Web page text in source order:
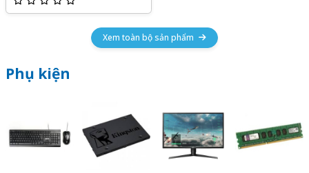
Xem toàn bộ sản phẩm
Phụ kiện